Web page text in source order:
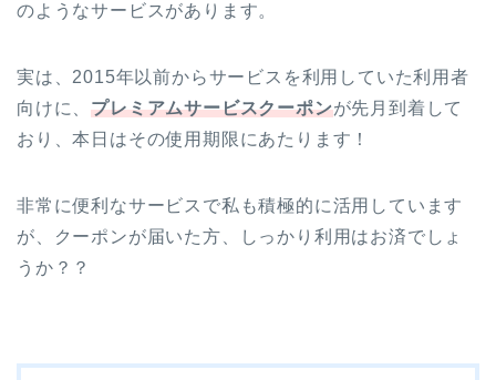
のようなサービスがあります。
実は、2015年以前からサービスを利用していた利用者
向けに、プレミアムサービスクーポンが先月到着して
おり、本日はその使用期限にあたります！
非常に便利なサービスで私も積極的に活用しています
が、クーポンが届いた方、しっかり利用はお済でしょ
うか？？